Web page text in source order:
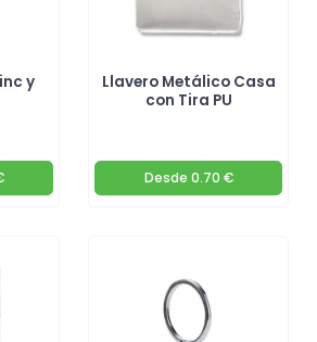
y
Llavero Metálico Casa
con Tira PU
Desde 0.70 €